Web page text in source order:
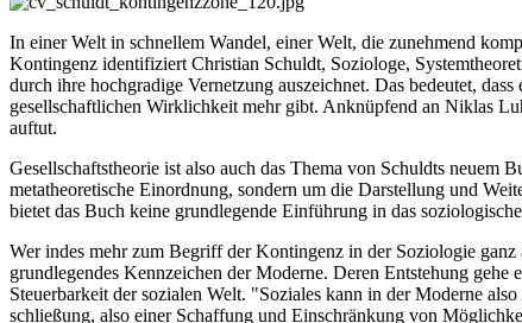
In einer Welt in schnellem Wandel, einer Welt, die zunehmend
Kontingenz identifiziert Christian Schuldt, Soziologe,
durch ihre hochgradige Vernetzung auszeichnet. Das bedeutet,
gesellschaftlichen Wirklichkeit mehr gibt. Anknüpfend an Niklas
auftut.
Gesellschaftstheorie ist also auch das Thema von Schuldts neuem
metatheoretische Einordnung, sondern um die Darstellung und
bietet das Buch keine grundlegende Einführung in das
Wer indes mehr zum Begriff der Kontingenz in der Soziologie
grundlegendes Kennzeichen der Moderne. Deren Entstehung
Steuerbarkeit der sozialen Welt. "Soziales kann in der Moderne
schließung, also einer Schaffung und Einschränkung von